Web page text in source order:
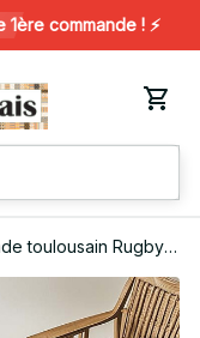
commande ! ⚡️
toulousain Rugby